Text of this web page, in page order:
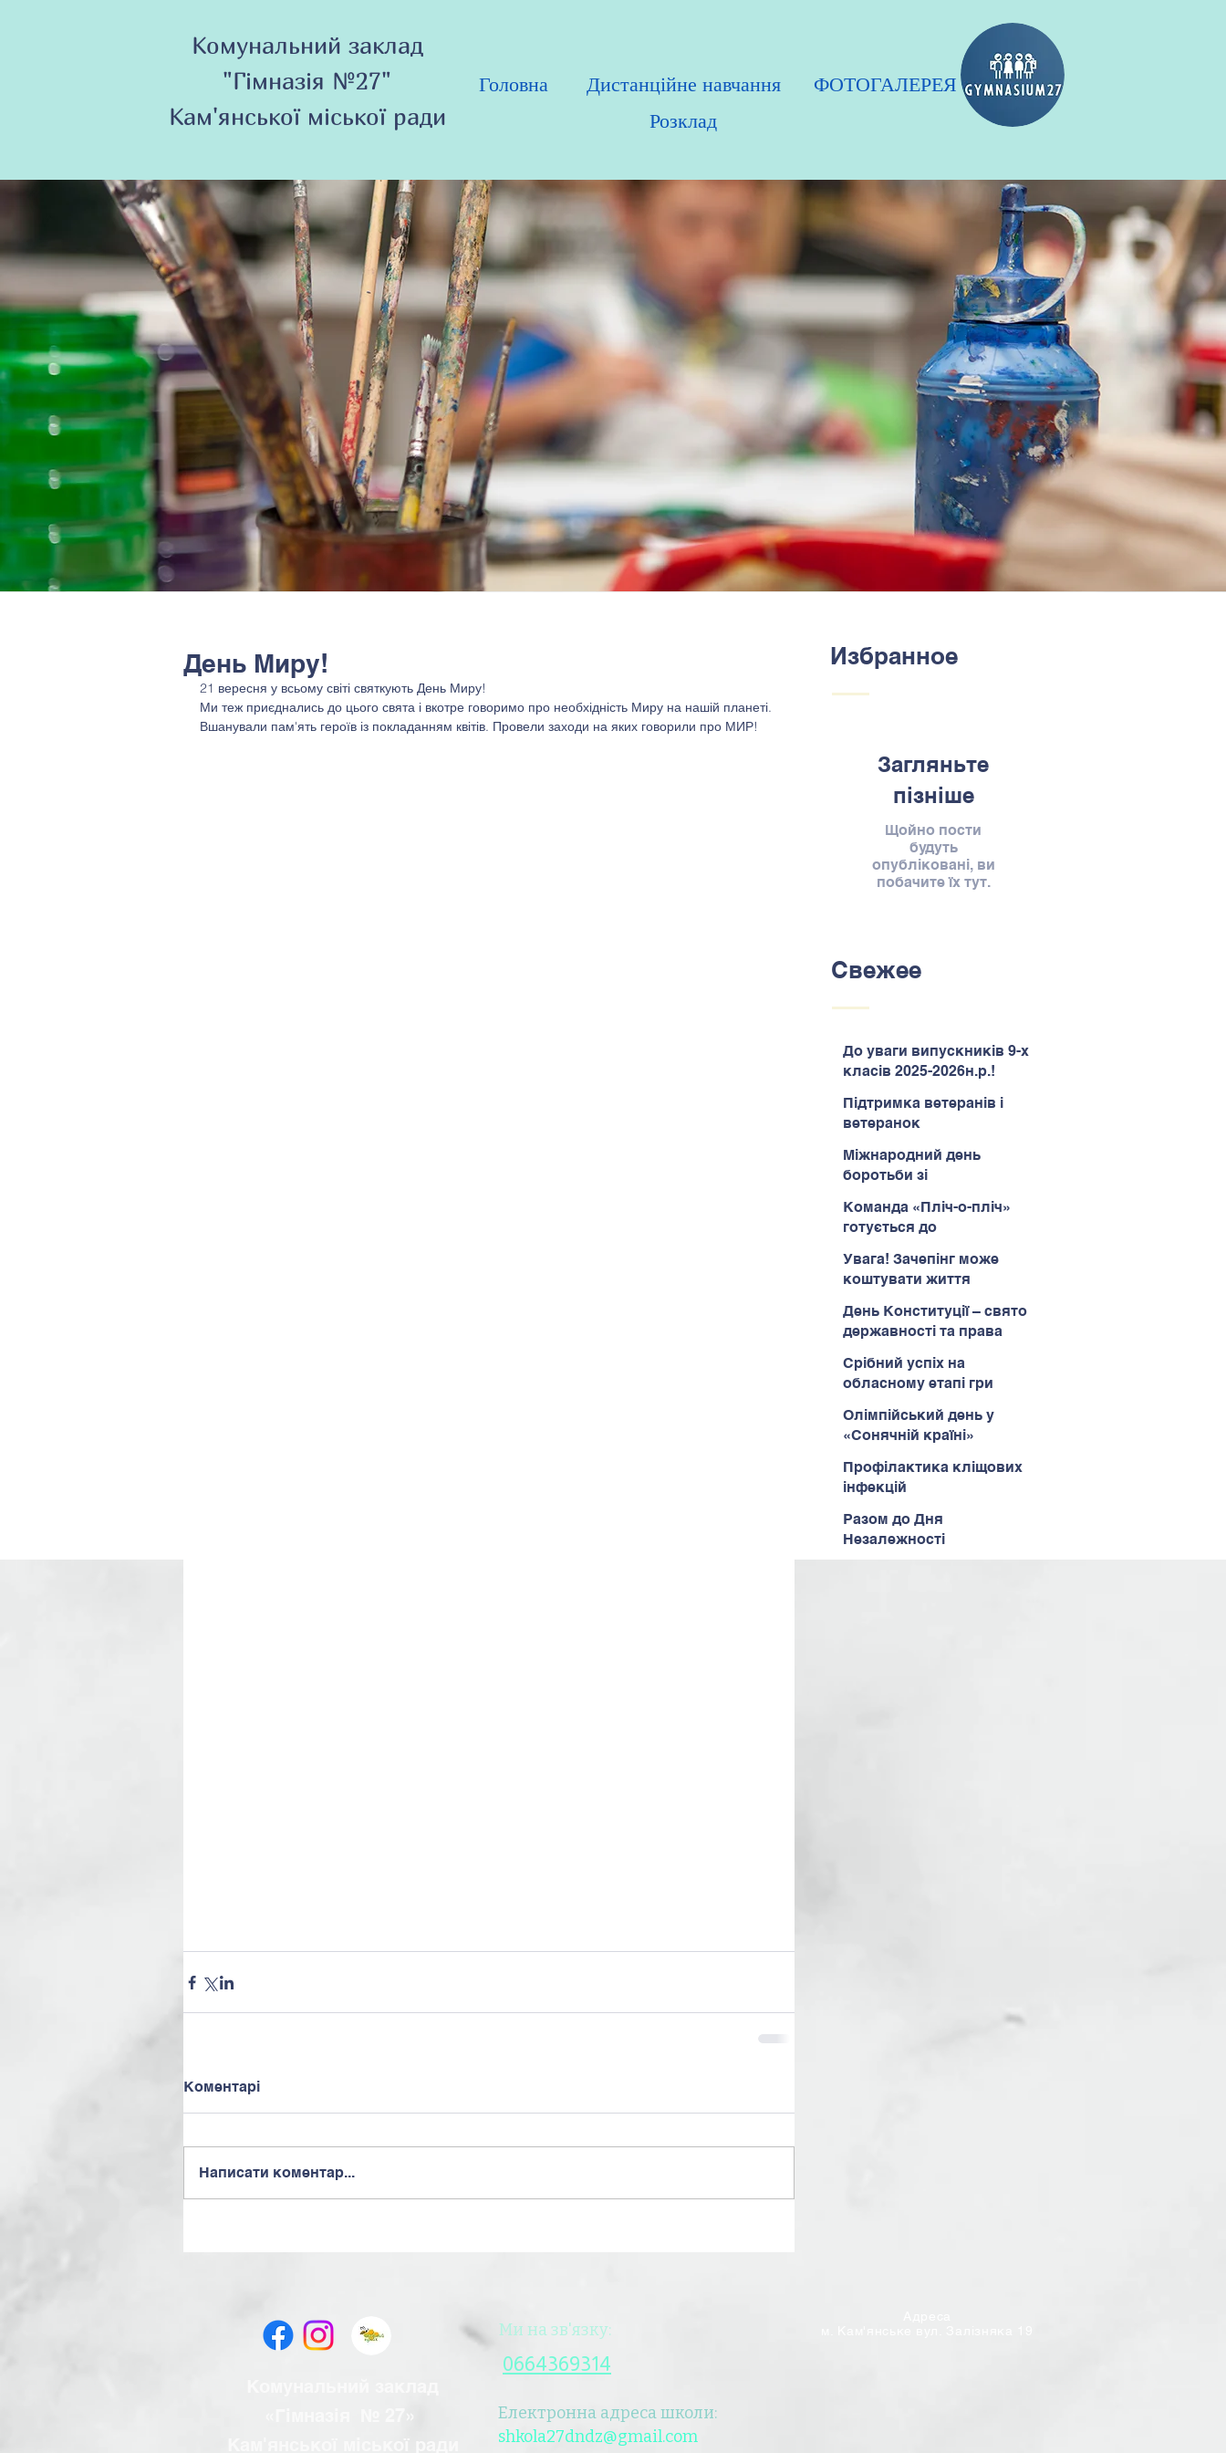
Комунальний заклад
"Гімназія №27"
Кам'янської міської ради
Головна
Дистанційне навчання
Розклад
ФОТОГАЛЕРЕЯ
Избранное
Загляньте
пізніше
Щойно пости
будуть
опубліковані, ви
побачите їх тут.
Свежее
До уваги випускників 9-х
класів 2025-2026н.р.!
Підтримка ветеранів і
ветеранок
Міжнародний день
боротьби зі
наркотиками
Команда «Пліч-о-пліч»
готується до
Увага! Зачепінг може
коштувати життя
День Конституції – свято
державності та права
Срібний успіх на
обласному етапі гри
Олімпійський день у
«Сонячній країні»
Профілактика кліщових
інфекцій
Разом до Дня
Незалежності
День Миру!
21 вересня у всьому світі святкують День Миру!
Ми теж приєднались до цього свята і вкотре говоримо про необхідність Миру на нашій планеті.
Вшанували пам'ять героїв із покладанням квітів. Провели заходи на яких говорили про МИР!
Коментарі
Написати коментар...
Ми на зв'язку:
0664369314
Електронна адреса школи:
shkola27dndz@gmail.com